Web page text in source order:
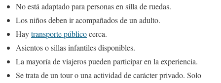
No está adaptado para personas en silla de ruedas.
Los niños deben ir acompañados de un adulto.
Haytransporte públicocerca.
Asientos o sillas infantiles disponibles.
La mayoría de viajeros pueden participar en la experiencia.
Se trata de un tour o una actividad de carácter privado. Solo